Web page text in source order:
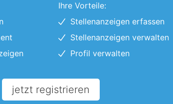
Ihre Vorteile:
Stellenanzeigen erfassen
Stellenanzeigen verwalten
Profil verwalten
jetzt registrieren